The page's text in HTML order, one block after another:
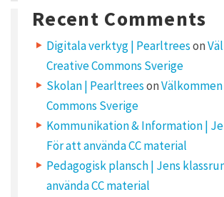
Recent Comments
Digitala verktyg | Pearltreeson
Creative Commons Sverige
Skolan | Pearltreeson
Commons Sverige
Kommunikation & Information |
För att använda CC material
Pedagogisk plansch | Jens
använda CC material